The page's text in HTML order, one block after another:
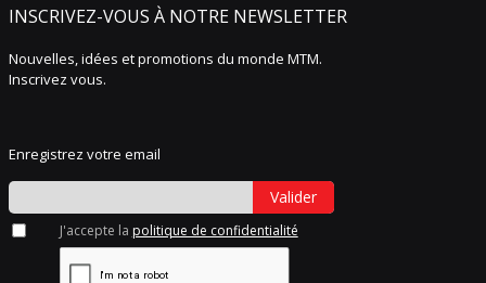
INSCRIVEZ-VOUS À NOTRE NEWSLETTER
Nouvelles, idées et promotions du monde MTM.
Inscrivez vous.
Enregistrez votre email
Valider
J'accepte la politique de confidentialité